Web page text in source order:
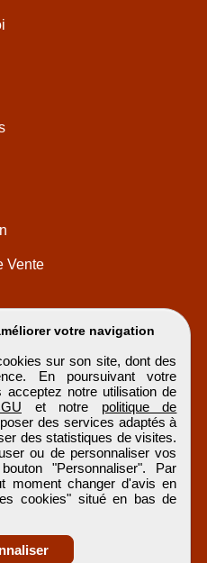
votre navigation
sur son site, dont des
En poursuivant votre
notre utilisation de
et notre politique de
des services adaptés à
des statistiques de visites.
ou de personnaliser vos
"Personnaliser". Par
moment changer d'avis en
cookies" situé en bas de
Vente